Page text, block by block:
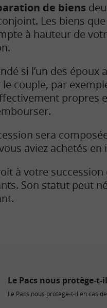
de biens
Les biens
à hauteur de
si l’un des
couple, par
propres
sera
aviez achetés
à votre
Son statut peut
Le Pacs nous protège-t-
Le Pacs nous protège-t-il en cas